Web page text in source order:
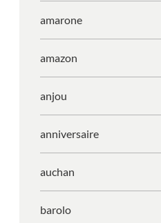
amarone
amazon
anjou
anniversaire
auchan
barolo